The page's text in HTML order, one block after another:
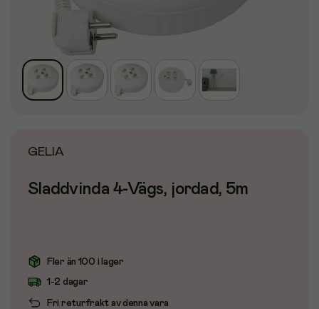
GELIA
Sladdvinda 4-Vägs, jordad, 5m
Fler än 100 i lager
Fri returfrakt av denna vara
1-2 dagar